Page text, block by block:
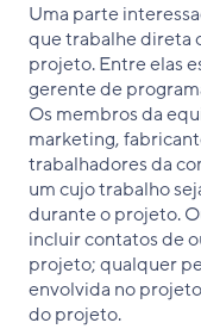
Uma parte
que trabalhe direta
projeto. Entre elas
gerente de
Os membros da
marketing,
trabalhadores da
um cujo trabalho
durante o projeto.
incluir contatos de
projeto; qualquer
envolvida no
do projeto.